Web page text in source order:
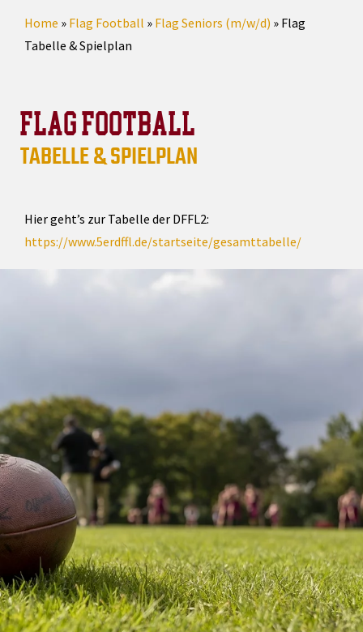
Home » Flag Football » Flag Seniors (m/w/d) » Flag
Tabelle & Spielplan
FLAG FOOTBALL
TABELLE & SPIELPLAN
Hier geht’s zur Tabelle der DFFL2:
https://www.5erdffl.de/startseite/gesamttabelle/